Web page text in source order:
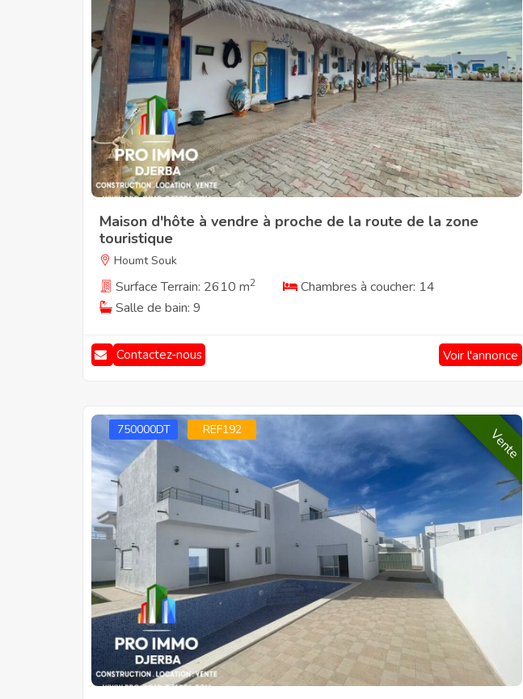
Maison d'hôte à vendre à proche de la route de la zone
touristique
Houmt Souk
Surface Terrain: 2610 m2
Chambres à coucher: 14
Salle de bain: 9
Contactez-nous Voir l'annonce
750000DT REF192 Vente